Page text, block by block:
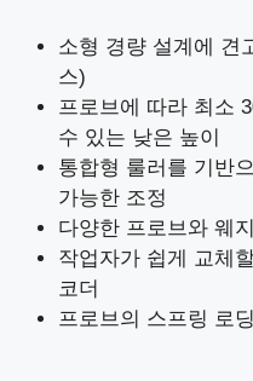
소형 경량 설계에 견
스)
프로브에 따라 최소
수 있는 낮은 높이
통합형 룰러를 기반
가능한 조정
다양한 프로브와 웨
작업자가 쉽게 교체
코더
프로브의 스프링 로